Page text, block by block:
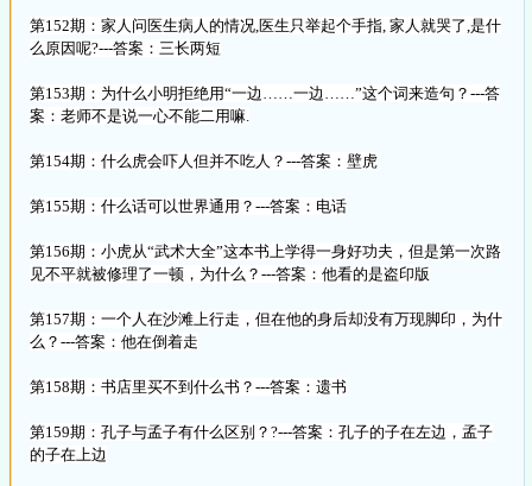
第152期：家人问医生病人的情况,医生只举起个手指, 家人就哭了,是什
么原因呢?---答案：三长两短
第153期：为什么小明拒绝用“一边……一边……”这个词来造句？---答
案：老师不是说一心不能二用嘛.
第154期：什么虎会吓人但并不吃人？---答案：壁虎
第155期：什么话可以世界通用？---答案：电话
第156期：小虎从“武术大全”这本书上学得一身好功夫，但是第一次路
见不平就被修理了一顿，为什么？---答案：他看的是盗印版
第157期：一个人在沙滩上行走，但在他的身后却没有万现脚印，为什
么？---答案：他在倒着走
第158期：书店里买不到什么书？---答案：遗书
第159期：孔子与孟子有什么区别？?---答案：孔子的子在左边，孟子
的子在上边